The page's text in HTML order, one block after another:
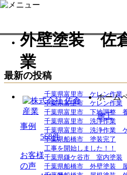
外壁塗装 佐
業
ホーム
施工
事例
568件
お客様
の声
最新の投稿
千葉県富里市 ケレン作業
千葉県富里市 ケレン作業
千葉県富里市 下地調整
千葉県富里市 洗浄作業
千葉県富里市 洗浄作業
千葉県船橋市 塗装完了
工事を開始しました！！
千葉県鎌ケ谷市 室内塗装
千葉県船橋市 外壁塗装